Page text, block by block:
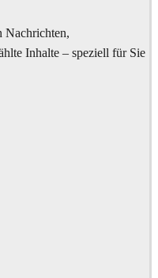
Nachrichten,
Inhalte – speziell für Sie